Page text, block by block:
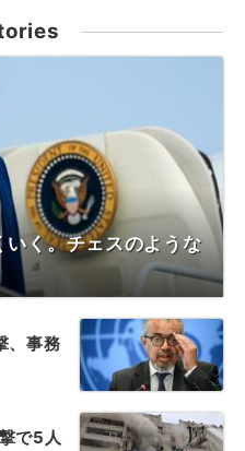
いく。チェスのような
、事務
で5人